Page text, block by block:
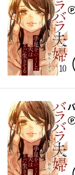
ポイント
ポイント